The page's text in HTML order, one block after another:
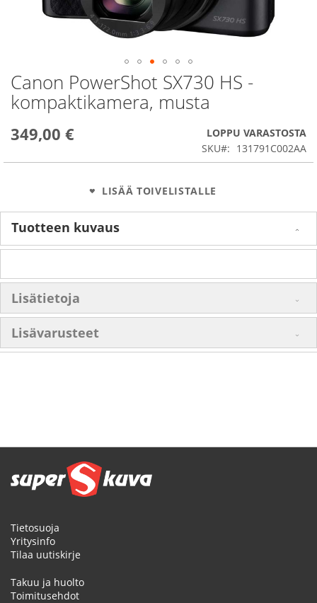
Canon PowerShot SX730 HS -
kompaktikamera, musta
349,00 €
LOPPU VARASTOSTA
SKU
131791C002AA
LISÄÄ TOIVELISTALLE
Skip
to
the
of
Tuotteen kuvaus
Lisätietoja
Lisävarusteet
Tietosuoja
Yritysinfo
Tilaa uutiskirje
Takuu ja huolto
Toimitusehdot